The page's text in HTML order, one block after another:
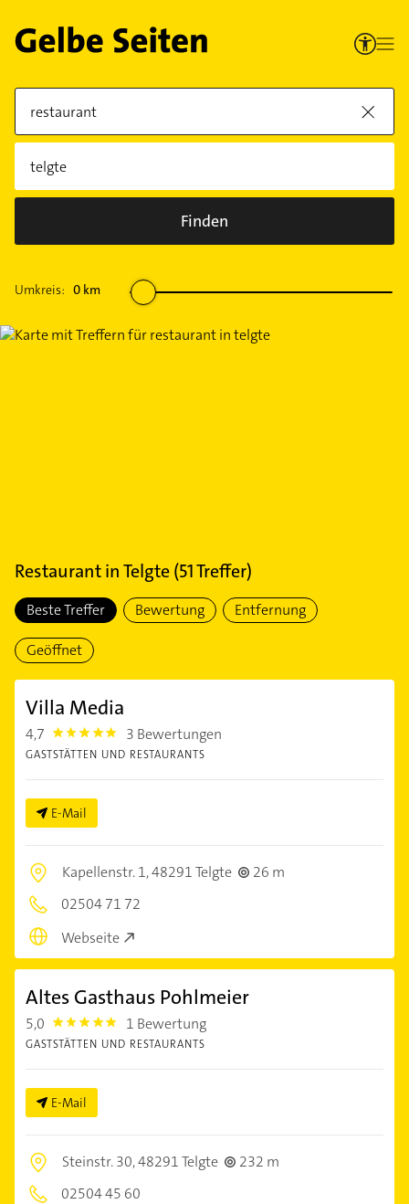
Finden
Umkreis: 0 km
RestaurantinTelgte(51Treffer)
Beste Treffer Bewertung Entfernung
Geöffnet
Villa Media
4,7 4.7000003 3 Bewertungen
GASTSTÄTTEN UND RESTAURANTS
E-Mail
Kapellenstr. 1,48291 Telgte
26 m
02504 71 72
Webseite
Altes Gasthaus Pohlmeier
5,0 5.0 1 Bewertung
GASTSTÄTTEN UND RESTAURANTS
E-Mail
Steinstr. 30,48291 Telgte
232 m
02504 45 60